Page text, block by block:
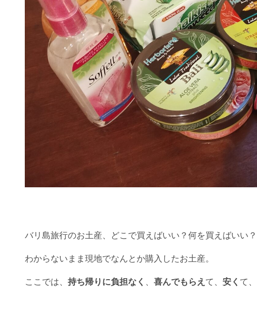
バリ島旅行のお土産、どこで買えばいい？何を買えばいい？
わからないまま現地でなんとか購入したお土産。
ここでは、 持ち帰りに負担なく 、 喜んでもらえ て、 安く て、